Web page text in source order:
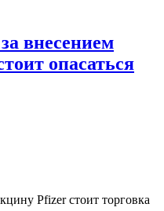
внесением
опасаться
Pfizer стоит торговка